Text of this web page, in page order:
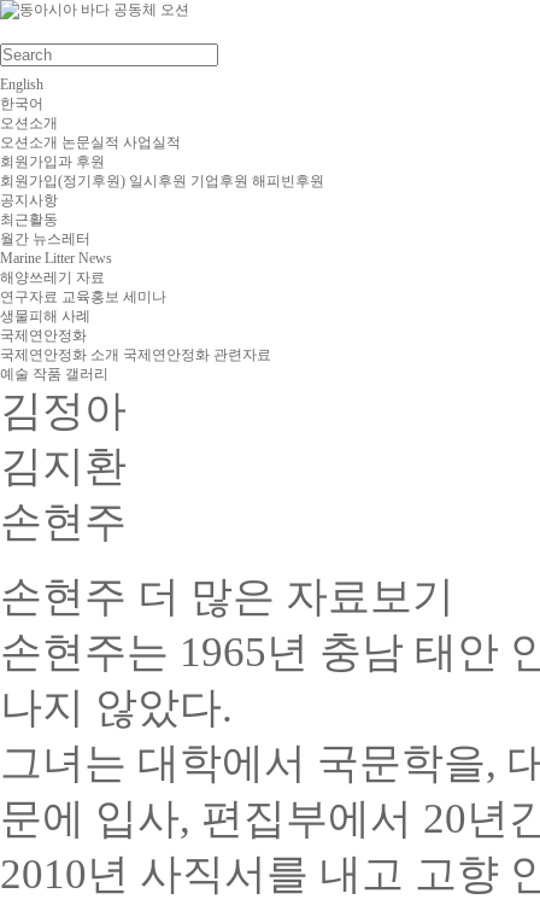
English
한국어
오션소개
오션소개 논문실적 사업실적
회원가입과 후원
회원가입(정기후원) 일시후원 기업후원 해피빈후원
공지사항
최근활동
월간 뉴스레터
Marine Litter News
해양쓰레기 자료
연구자료 교육홍보 세미나
생물피해 사례
국제연안정화
국제연안정화 소개 국제연안정화 관련자료
예술 작품 갤러리
김정아
김지환
손현주
손현주 더 많은 자료보기
손현주는 1965년 충남 태안
나지 않았다.
그녀는 대학에서 국문학을,
문에 입사, 편집부에서 20년
2010년 사직서를 내고 고향